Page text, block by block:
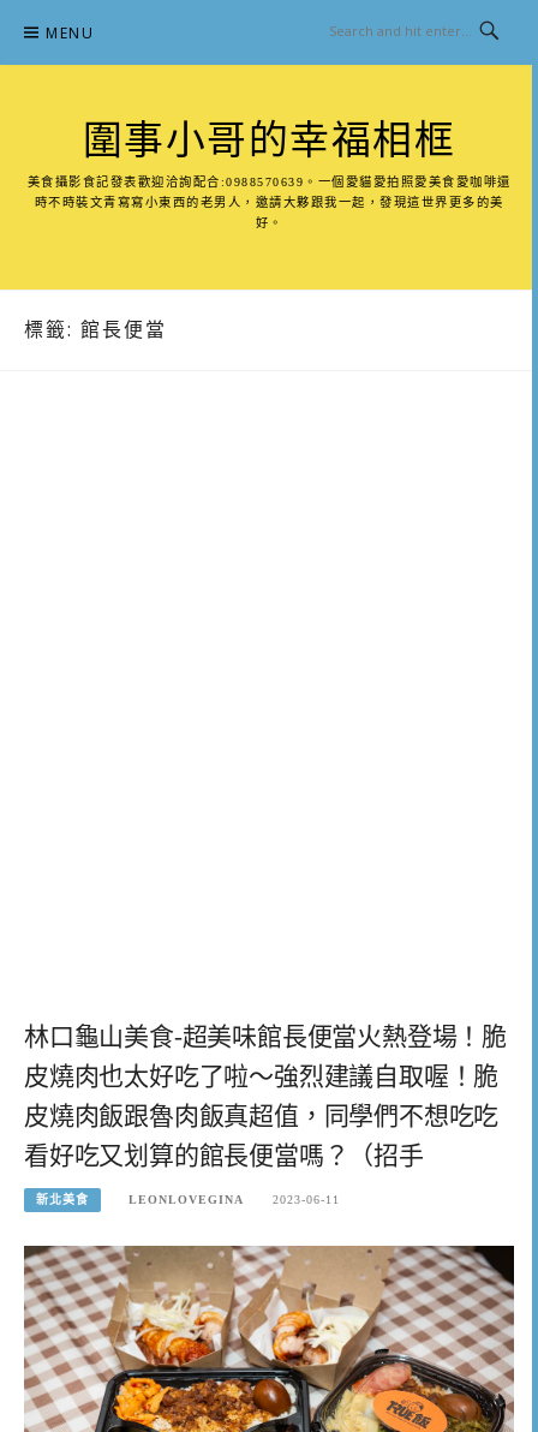
content
MENU
圍事小哥的幸福相框
美食攝影食記發表歡迎洽詢配合:0988570639。一個愛貓愛拍照愛美食愛咖啡還
時不時裝文青寫寫小東西的老男人，邀請大夥跟我一起，發現這世界更多的美
好。
標籤: 館長便當
林口龜山美食-超美味館長便當火熱登場！脆
皮燒肉也太好吃了啦～強烈建議自取喔！脆
皮燒肉飯跟魯肉飯真超值，同學們不想吃吃
看好吃又划算的館長便當嗎？（招手
新北美食 LEONLOVEGINA 2023-06-11